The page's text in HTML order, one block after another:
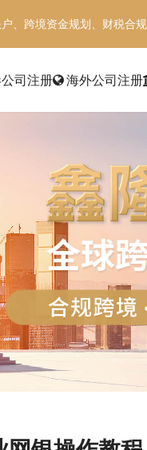
、跨境资金规划、财税合
司注册 海外公司注册